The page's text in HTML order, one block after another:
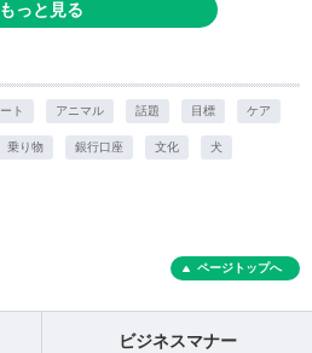
もっと見る
ト アニマル 話題 目標 ケア
乗り物 銀行口座 文化 犬
ページトップへ
ビジネスマナー